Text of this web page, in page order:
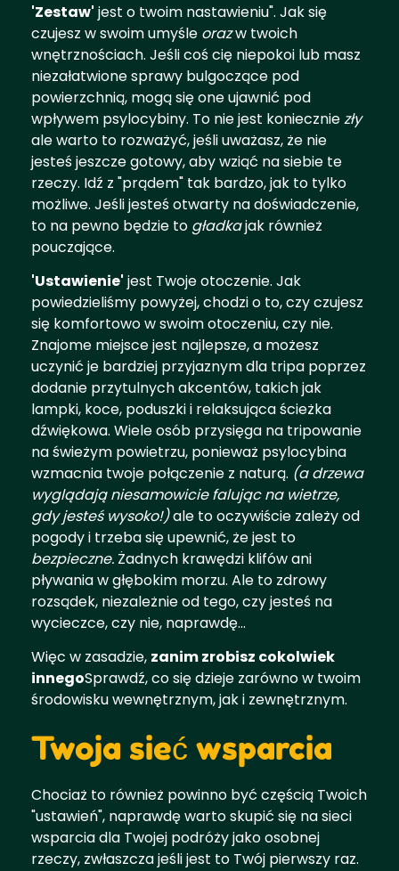
'Zestaw' jest o twoim nastawieniu". Jak się
czujesz w swoim umyśle orazw twoich
wnętrznościach. Jeśli coś cię niepokoi lub masz
niezałatwione sprawy bulgoczące pod
powierzchnią, mogą się one ujawnić pod
wpływem psylocybiny. To nie jest konieczniezły
ale warto to rozważyć, jeśli uważasz, że nie
jesteś jeszcze gotowy, aby wziąć na siebie te
rzeczy. Idź z "prądem" tak bardzo, jak to tylko
możliwe. Jeśli jesteś otwarty na doświadczenie,
to na pewno będzie to gładkajak również
pouczające.
'Ustawienie' jest Twoje otoczenie. Jak
powiedzieliśmy powyżej, chodzi o to, czy czujesz
się komfortowo w swoim otoczeniu, czy nie.
Znajome miejsce jest najlepsze, a możesz
uczynić je bardziej przyjaznym dla tripa poprzez
dodanie przytulnych akcentów, takich jak
lampki, koce, poduszki i relaksująca ścieżka
dźwiękowa. Wiele osób przysięga na tripowanie
na świeżym powietrzu, ponieważ psylocybina
wzmacnia twoje połączenie z naturą. (a drzewa
wyglądają niesamowicie falując na wietrze,
gdy jesteś wysoko!)ale to oczywiście zależy od
pogody i trzeba się upewnić, że jest to
bezpieczne. Żadnych krawędzi klifów ani
pływania w głębokim morzu. Ale to zdrowy
rozsądek, niezależnie od tego, czy jesteś na
wycieczce, czy nie, naprawdę...
Więc w zasadzie, zanim zrobisz cokolwiek
innegoSprawdź, co się dzieje zarówno w twoim
środowisku wewnętrznym, jak i zewnętrznym.
Twoja sieć wsparcia
Chociaż to również powinno być częścią Twoich
"ustawień", naprawdę warto skupić się na sieci
wsparcia dla Twojej podróży jako osobnej
rzeczy, zwłaszcza jeśli jest to Twój pierwszy raz.